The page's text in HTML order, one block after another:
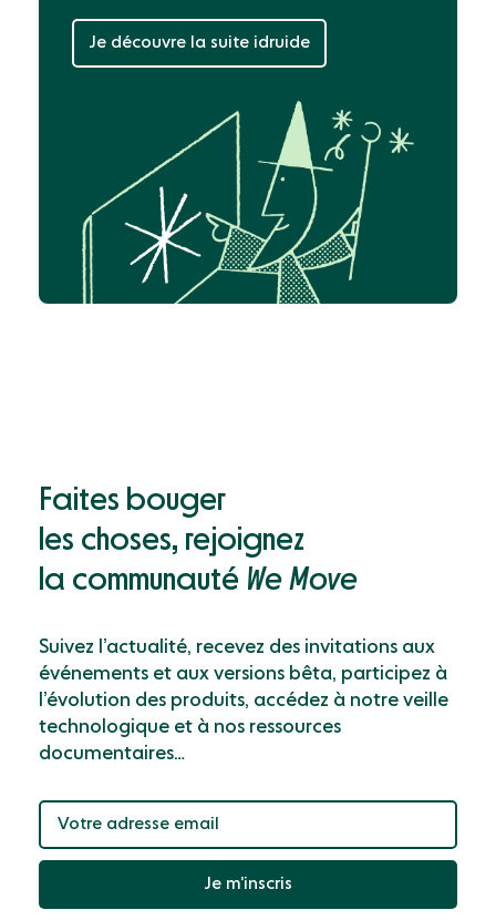
Je découvre la suite idruide
Faites bouger
les choses, rejoignez
la communauté We Move
Suivez l’actualité, recevez des invitations aux
événements et aux versions bêta, participez à
l’évolution des produits, accédez à notre veille
technologique et à nos ressources
documentaires…
Je m’inscris